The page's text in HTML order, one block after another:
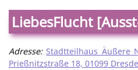
LiebesFlucht
Adresse: Stadtteilhaus Äußere
Prießnitzstraße 18, 01099